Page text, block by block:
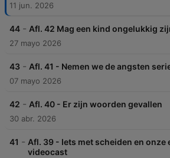
11 jun. 2026
44 - Afl. 42 Mag een kind ongelukkig
27 mayo 2026
43 - Afl. 41 - Nemen we de angsten
07 mayo 2026
42 - Afl. 40 - Er zijn woorden gevallen
30 abr. 2026
41 - Afl. 39 - Iets met scheiden en onze
videocast